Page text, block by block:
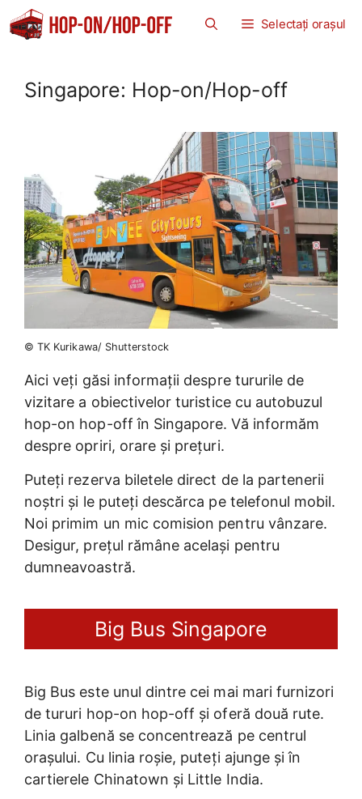
Sari
la
Selectați orașul
Singapore: Hop-on/Hop-off
© TK Kurikawa/ Shutterstock
Aici veți găsi informații despre tururile de
vizitare a obiectivelor turistice cu autobuzul
hop-on hop-off în Singapore. Vă informăm
despre opriri, orare și prețuri.
Puteți rezerva biletele direct de la partenerii
noștri și le puteți descărca pe telefonul mobil.
Noi primim un mic comision pentru vânzare.
Desigur, prețul rămâne același pentru
dumneavoastră.
Big Bus Singapore
Big Bus este unul dintre cei mai mari furnizori
de tururi hop-on hop-off și oferă două rute.
Linia galbenă se concentrează pe centrul
orașului. Cu linia roșie, puteți ajunge și în
cartierele Chinatown și Little India.